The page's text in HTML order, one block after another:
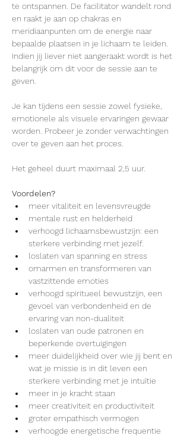
te ontspannen. De facilitator wandelt rond
en raakt je aan op chakras en
meridiaanpunten om de energie naar
bepaalde plaatsen in je lichaam te leiden.
Indien jij liever niet aangeraakt wordt is het
belangrijk om dit voor de sessie aan te
geven.
Je kan tijdens een sessie zowel fysieke,
emotionele als visuele ervaringen gewaar
worden. Probeer je zonder verwachtingen
over te geven aan het proces.
Het geheel duurt maximaal 2,5 uur.
Voordelen?
meer vitaliteit en levensvreugde
mentale rust en helderheid
verhoogd lichaamsbewustzijn: een
sterkere verbinding met jezelf.
loslaten van spanning en stress
omarmen en transformeren van
vastzittende emoties
verhoogd spiritueel bewustzijn, een
gevoel van verbondenheid en de
ervaring van non-dualiteit
loslaten van oude patronen en
beperkende overtuigingen
meer duidelijkheid over wie jij bent en
wat je missie is in dit leven een
sterkere verbinding met je intuïtie
meer in je kracht staan
meer creativiteit en productiviteit
groter empathisch vermogen
verhoogde energetische frequentie